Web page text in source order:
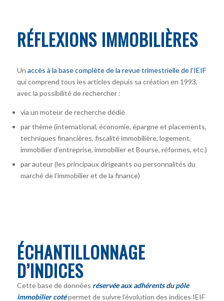
RÉFLEXIONS IMMOBILIÈRES
Un accès à la base complète de la revue trimestrielle de l’IEIF
qui comprend tous les articles depuis sa création en 1993,
avec la possibilité de rechercher :
via un moteur de recherche dédié
par thème (international, économie, épargne et placements,
techniques financières, fiscalité immobilière, logement,
immobilier d’entreprise, immobilier et Bourse, réformes, etc.)
par auteur (les principaux dirigeants ou personnalités du
marché de l’immobilier et de la finance)
ÉCHANTILLONNAGE
D’INDICES
Cette base de données réservée aux adhérents du pôle
immobilier coté permet de suivre l’évolution des indices IEIF